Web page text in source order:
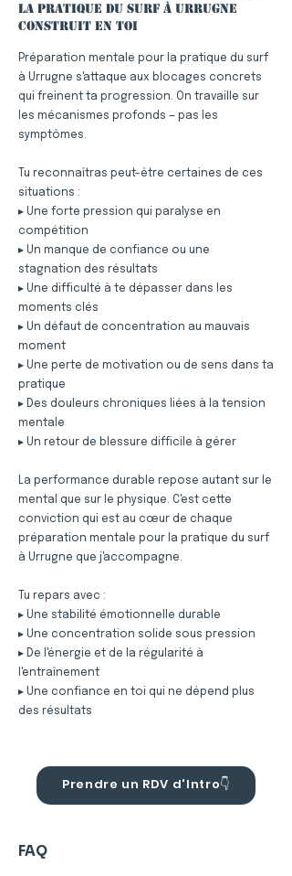
la pratique du surf à Urrugne
construit en toi
Préparation mentale pour la pratique du surf
à Urrugne s'attaque aux blocages concrets
qui freinent ta progression. On travaille sur
les mécanismes profonds — pas les
symptômes.
Tu reconnaîtras peut-être certaines de ces
situations :
▸ Une forte pression qui paralyse en
compétition
▸ Un manque de confiance ou une
stagnation des résultats
▸ Une difficulté à te dépasser dans les
moments clés
▸ Un défaut de concentration au mauvais
moment
▸ Une perte de motivation ou de sens dans ta
pratique
▸ Des douleurs chroniques liées à la tension
mentale
▸ Un retour de blessure difficile à gérer
La performance durable repose autant sur le
mental que sur le physique. C'est cette
conviction qui est au cœur de chaque
préparation mentale pour la pratique du surf
à Urrugne que j'accompagne.
Tu repars avec :
▸ Une stabilité émotionnelle durable
▸ Une concentration solide sous pression
▸ De l'énergie et de la régularité à
l'entraînement
▸ Une confiance en toi qui ne dépend plus
des résultats
Prendre un RDV d'Intro👇
FAQ